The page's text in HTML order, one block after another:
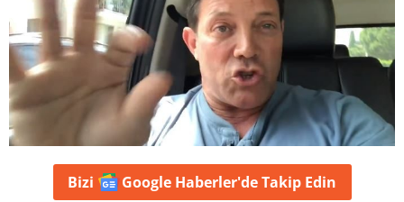
Bizi Google Haberler'deTakip Edin